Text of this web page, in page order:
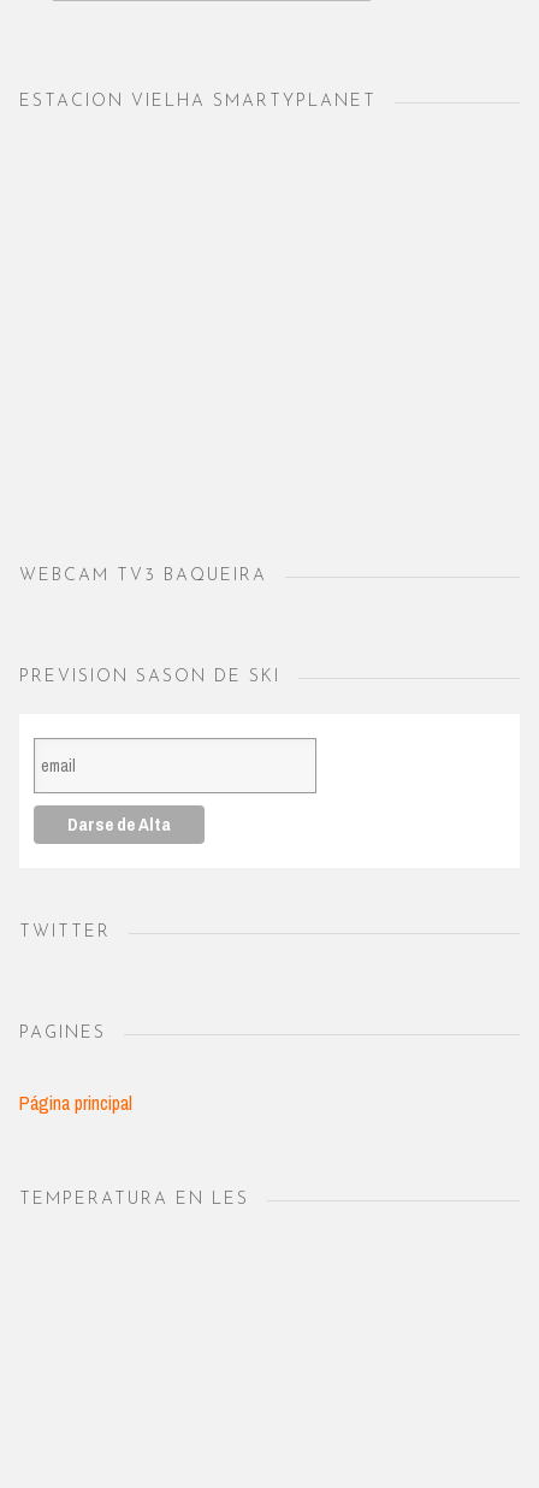
ESTACION VIELHA SMARTYPLANET
WEBCAM TV3 BAQUEIRA
PREVISION SASON DE SKI
TWITTER
PAGINES
Página principal
TEMPERATURA EN LES